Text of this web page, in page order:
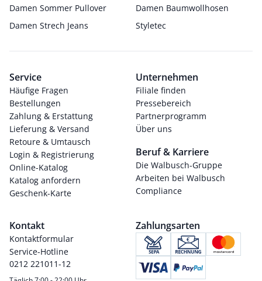
Damen Sommer Pullover
Damen Baumwollhosen
Damen Strech Jeans
Styletec
Service
Häufige Fragen
Bestellungen
Zahlung & Erstattung
Lieferung & Versand
Retoure & Umtausch
Login & Registrierung
Online-Katalog
Katalog anfordern
Geschenk-Karte
Unternehmen
Filiale finden
Pressebereich
Partnerprogramm
Über uns
Beruf & Karriere
Die Walbusch-Gruppe
Arbeiten bei Walbusch
Compliance
Kontakt
Kontaktformular
Service-Hotline
0212 221011-12
Zahlungsarten